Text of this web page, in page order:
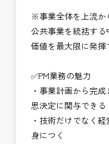
・NEXCO（ネク
・NEXCO（ネク
・NEXCO（ネク
・積算技術業務
・設計コンサル
修正など）
・河川巡視支援
・道路許認可審査
※事業全体を上流か
公共事業を統括す
価値を最大限に発揮
✅PM業務の魅力
・事業計画から完
思決定に関与できる
・技術だけでなく
身につく